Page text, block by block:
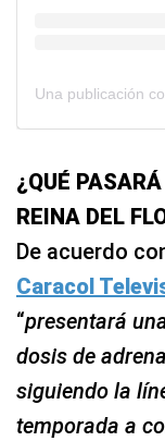
¿QUÉ
REINA DEL
De acuerdo
Caracol
“presentará
dosis de
siguiendo la
temporada a